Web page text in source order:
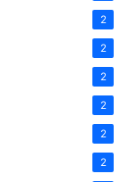
2
2
2
2
2
2